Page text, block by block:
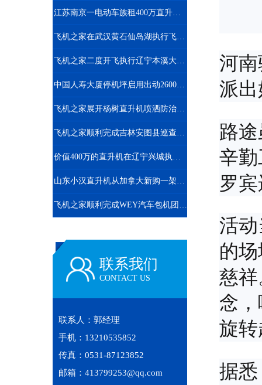
江苏南京一电动车族租400万直升机助阵
飞机之家在武汉黄石仙岛湖执行飞行任务
飞机之家二度开飞执行辽宁本溪大雅河巡查任务
中国人寿大厦停机坪启用出动2600万直升机
飞机之家展开杨树直升机喷洒防治杨小舟蛾
飞机之家顺利完成吉林安图县巡查任务
价值400万的直升机在辽宁兴城执行巡查任务
山东小汉直升机从加拿大新购一架二手罗宾逊R44直升飞机
飞机之家顺利完成WEY汽车包机团建飞行
联系我们
CONTACT US
联系人：郭经理
手机：13210535852
传真：0531-87123852
邮箱：413799253@qq.com
河
派
路
辛
罗
活
的
慈
念
旋
据